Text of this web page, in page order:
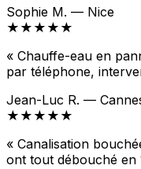
Sophie M. — Nice
★★★★★
« Chauffe-eau en
par téléphone,
Jean-Luc R. —
★★★★★
« Canalisation
ont tout débouché en